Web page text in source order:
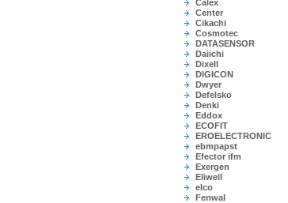
Calex
Center
Cikachi
Cosmotec
DATASENSOR
Daiichi
Dixell
DIGICON
Dwyer
Defelsko
Denki
Eddox
ECOFIT
EROELECTRONIC
ebmpapst
Efector ifm
Exergen
Eliwell
elco
Fenwal